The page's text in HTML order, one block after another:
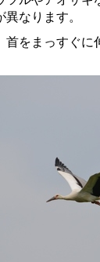
なります。
をまっすぐに